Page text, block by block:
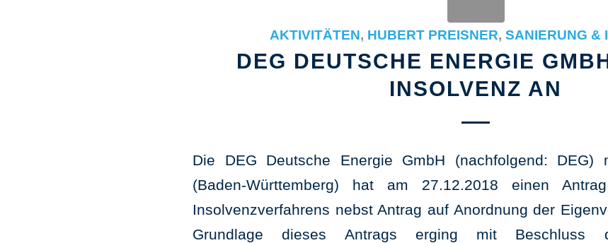
AKTIVITÄTEN, HUBERT PREISNER, SANIERUNG &
DEG DEUTSCHE ENERGIE
INSOLVENZ AN
Die DEG Deutsche Energie GmbH (nachfolgend: DEG)
(Baden-Württemberg) hat am 27.12.2018 einen
Insolvenzverfahrens nebst Antrag auf Anordnung der
Grundlage dieses Antrags erging mit Beschluss